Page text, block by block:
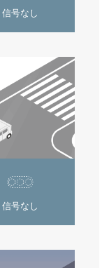
信号なし
信号なし